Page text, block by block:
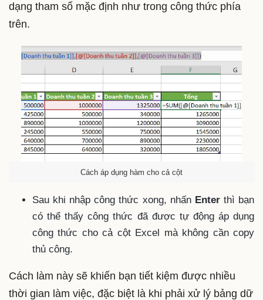
dạng tham số mặc định như trong công thức phía
trên.
Cách áp dụng hàm cho cả cột
Sau khi nhập công thức xong, nhấn Enterthì bạn
có thể thấy công thức đã được tự động áp dụng
công thức cho cả cột Excel mà không cần copy
thủ công.
Cách làm này sẽ khiến bạn tiết kiệm được nhiều
thời gian làm việc, đặc biệt là khi phải xử lý bảng dữ